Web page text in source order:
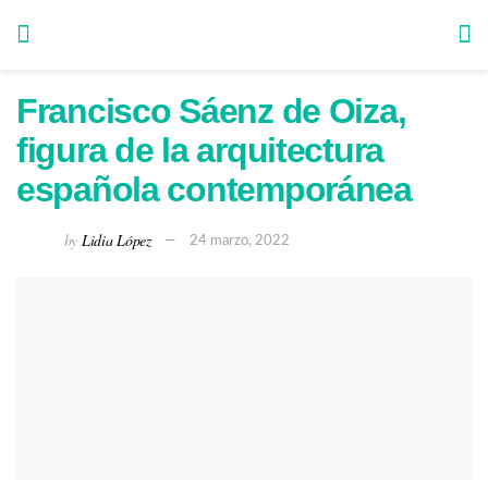
Francisco Sáenz de Oiza,
figura de la arquitectura
española contemporánea
by Lidia López 24 marzo, 2022